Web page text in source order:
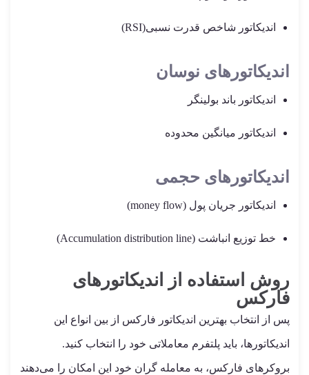
اندیکاتور شاخص قدرت نسبی(RSI)
اندیکاتورهای نوسان
اندیکاتور باند بولینگر
اندیکاتور میانگین محدوده
اندیکاتورهای حجمی
اندیکاتور جریان پول (money flow)
خط توزیع انباشت (Accumulation distribution line)
روش استفاده از اندیکاتورهای
فارکس
پس از انتخاب بهترین اندیکاتور فارکس از بین انواع این
اندیکاتورها، باید پلتفرم معاملاتی خود را انتخاب کنید.
بروکرهای فارکس، به معامله گران خود این امکان را می‌دهند